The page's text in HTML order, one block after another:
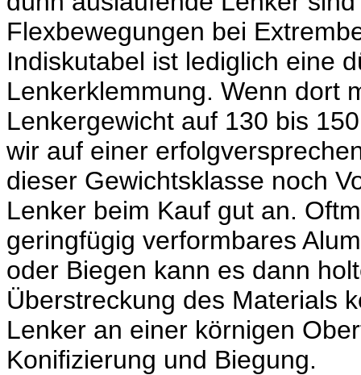
Flexbewegungen bei
Indiskutabel ist lediglich eine
Lenkerklemmung. Wenn dort
Lenkergewicht auf 130 bis
wir auf einer
dieser Gewichtsklasse noch
Lenker beim Kauf gut an.
geringfügig verformbares
oder Biegen kann es dann
Überstreckung des Materials
Lenker an einer körnigen
Konifizierung und Biegung.